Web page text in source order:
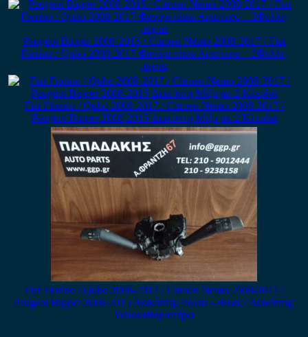
Peugeot Bipper 2008-2015 / Citroen Nemo 2008-2017 / Fiat
Fiorino / Qubo 2008-2017 Φανάρι πίσω Αριστερό – 2Φυλλη
πόρτα
Fiat Fiorino / Qubo 2008-2017 / Citroen Nemo 2008-2017 /
Peugeot Bipper 2008-2015 Διακόπτη Μίζα με 2 Κλειδιά
Fiat Fiorino / Qubo 2008-2017 / Citroen Nemo 2008-2017 /
Peugeot Bipper 2008-2015 Διακόπτης Φώτα – Φλας / Διακόπτης
Υαλοκαθαριστήρα